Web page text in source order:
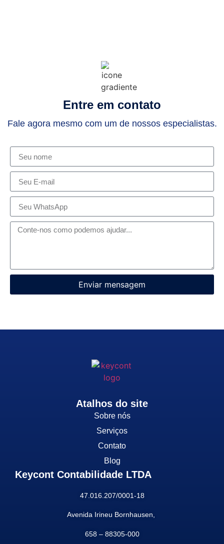
Entre em contato
Fale agora mesmo com um de nossos especialistas.
Enviar mensagem
Atalhos do site
Sobre nós
Serviços
Contato
Blog
Keycont Contabilidade LTDA
47.016.207/0001-18
Avenida Irineu Bornhausen,
658 – 88305-000